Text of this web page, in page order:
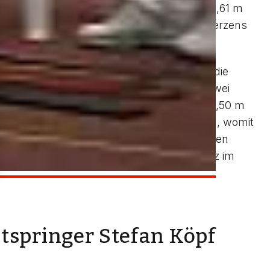
Stefan Köpf
Nils Wacker belegte mit 13,61 m
Rat des Physiotherapeuten schweren Herzens
erhofft.
vor einer Woche hatte Laura Geyer die
Wiedergutmachung angesetzt. Nach zwei
die Kampfrichter danach glänzende 12,50 m
der Studentin dann sogar 12,56 m, womit
der „Quali“ (12,50 m) für die nationalen
Start war, kann sich auch der siebte Platz im